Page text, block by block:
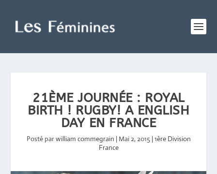
21ÈME JOURNÉE : ROYAL
BIRTH ! RUGBY! A ENGLISH
DAY EN FRANCE
Posté parwilliam commegrain | Mai 2, 2015|1ère Division
France